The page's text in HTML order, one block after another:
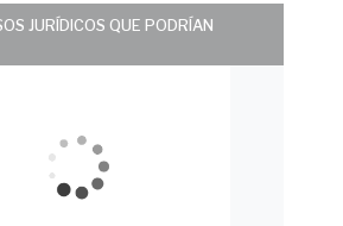
JURÍDICOS QUE PODRÍAN